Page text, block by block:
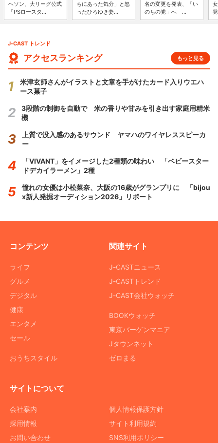
ヘソン、大リーグ公式
「PSロースタ...
ちにあった気分」と怒
ったひろゆき妻...
名の変更を発表、「い
のちの党」へ ...
J-CAST トレンド
アクセスランキング もっと見る
米津玄師さんがイラストと文章を手がけたカード入りウエハ
ース菓子
3段階の制御を自動で 米の香りや甘みを引き出す家庭用精米
機
上質で没入感のあるサウンド ヤマハのワイヤレススピーカ
ー
「VIVANT」をイメージした2種類の味わい 「ベビースター
ドデカイラーメン」2種
憧れの女優は小松菜奈、大阪の16歳がグランプリに 「bijou
x新人発掘オーディション2026」リポート
コンテンツ
ライフ
グルメ
デジタル
健康
エンタメ
セール
おうちスタイル
関連サイト
J-CASTニュース
J-CASTトレンド
J-CAST会社ウォッチ
BOOKウォッチ
東京バーゲンマニア
Jタウンネット
ゼロまる
サイトについて
会社案内
採用情報
お問い合わせ
個人情報保護方針
サイト利用規約
SNS利用ポリシー